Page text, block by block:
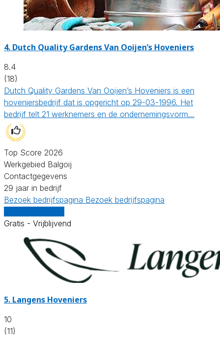
4. Dutch Quality Gardens Van Ooijen’s Hoveniers
8.4
(18)
Dutch Quality Gardens Van Ooijen’s Hoveniers is een
hoveniersbedrijf dat is opgericht op 29-03-1996. Het
bedrijf telt 21 werknemers en de ondernemingsvorm…
Top Score 2026
Werkgebied Balgoij
Contactgegevens
29 jaar in bedrijf
Bezoek bedrijfspagina Bezoek bedrijfspagina
Gratis - Vrijblijvend
5. Langens Hoveniers
10
(11)